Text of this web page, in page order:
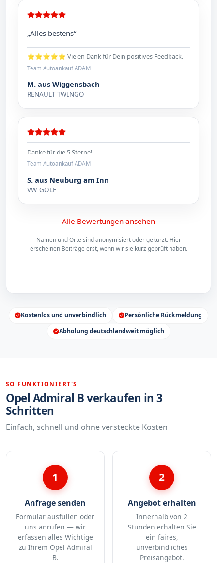
„Alles bestens“
⭐⭐⭐⭐⭐ Vielen Dank für Dein positives Feedback.
Team Autoankauf ADAM
M. aus Wiggensbach
RENAULT TWINGO
Danke für die 5 Sterne!
Team Autoankauf ADAM
S. aus Neuburg am Inn
VW GOLF
Alle Bewertungen ansehen
Namen und Orte sind anonymisiert oder gekürzt. Hier
erscheinen Beiträge erst, wenn wir sie kurz geprüft haben.
Kostenlos und unverbindlich
Persönliche Rückmeldung
Abholung deutschlandweit möglich
SO FUNKTIONIERT'S
Opel Admiral B verkaufen in 3
Schritten
Einfach, schnell und ohne versteckte Kosten
1
Anfrage senden
Formular ausfüllen oder
uns anrufen — wir
erfassen alles Wichtige
zu Ihrem Opel Admiral
B.
2
Angebot erhalten
Innerhalb von 2
Stunden erhalten Sie
ein faires,
unverbindliches
Preisangebot.